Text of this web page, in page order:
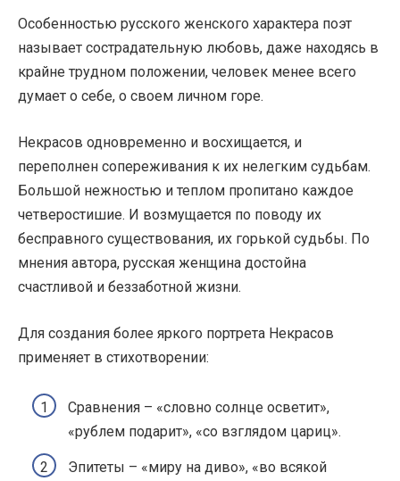
Особенностью русского женского характера поэт
называет сострадательную любовь, даже находясь в
крайне трудном положении, человек менее всего
думает о себе, о своем личном горе.
Некрасов одновременно и восхищается, и
переполнен сопереживания к их нелегким судьбам.
Большой нежностью и теплом пропитано каждое
четверостишие. И возмущается по поводу их
бесправного существования, их горькой судьбы. По
мнения автора, русская женщина достойна
счастливой и беззаботной жизни.
Для создания более яркого портрета Некрасов
применяет в стихотворении:
Сравнения – «словно солнце осветит»,
«рублем подарит», «со взглядом цариц».
Эпитеты – «миру на диво», «во всякой